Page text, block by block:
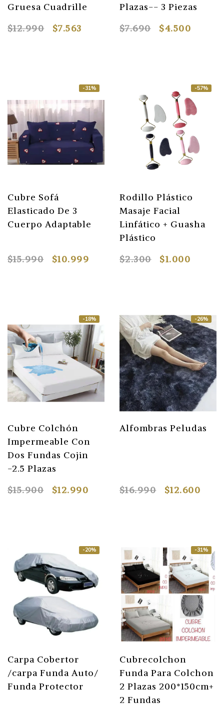
Gruesa Cuadrille
$12.990
$7.563
Plazas-- 3 Piezas
$7.690
$4.500
-31%
Cubre Sofá
Elasticado De 3
Cuerpo Adaptable
$15.990 $10.999
-57%
Rodillo Plástico
Masaje Facial
Linfático + Guasha
Plástico
$2.300
$1.000
-18%
Cubre Colchón
Impermeable Con
Dos Fundas Cojin
-2.5 Plazas
$15.900
$12.990
-26%
Alfombras Peludas
$16.990 $12.600
-20%
Carpa Cobertor
/carpa Funda Auto/
Funda Protector
-31%
Cubrecolchon
Funda Para Colchon
2 Plazas 200*150cm+
2 Fundas